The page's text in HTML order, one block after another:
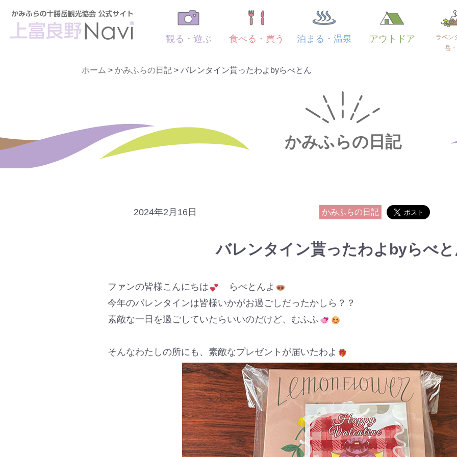
観る・遊ぶ 食べる・買う 泊まる・温泉 アウトドア
ラベン
岳
ホーム > かみふらの日記 > バレンタイン貰ったわよbyらべとん
かみふらの日記
2024年2月16日 かみふらの日記
バレンタイン貰ったわよbyらべ
ファンの皆様こんにちは
らべとんよ
今年のバレンタインは皆様いかがお過ごしだったかしら？？
素敵な一日を過ごしていたらいいのだけど、むふふ
そんなわたしの所にも、素敵なプレゼントが届いたわよ